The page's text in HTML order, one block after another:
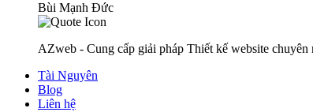
Bùi Mạnh Đức
AZweb - Cung cấp giải pháp Thiết kế website
Tài Nguyên
Blog
Liên hệ